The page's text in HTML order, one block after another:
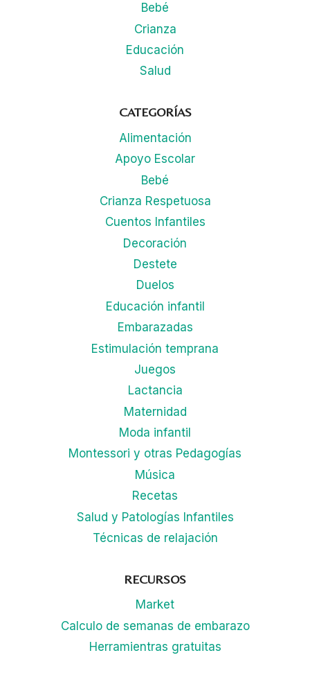
Bebé
Crianza
Educación
Salud
CATEGORÍAS
Alimentación
Apoyo Escolar
Bebé
Crianza Respetuosa
Cuentos Infantiles
Decoración
Destete
Duelos
Educación infantil
Embarazadas
Estimulación temprana
Juegos
Lactancia
Maternidad
Moda infantil
Montessori y otras Pedagogías
Música
Recetas
Salud y Patologías Infantiles
Técnicas de relajación
RECURSOS
Market
Calculo de semanas de embarazo
Herramientras gratuitas